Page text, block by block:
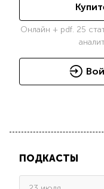
Онлайн + pdf. 25
ПОДКАСТЫ